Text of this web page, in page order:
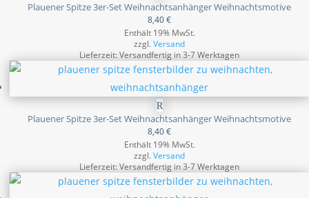
Plauener Spitze 3er-Set Weihnachtsanhänger Weihnachtsmotive
8,40€
Enthält 19% MwSt.
zzgl.Versand
Lieferzeit: Versandfertig in 3-7 Werktagen
Plauener Spitze 3er-Set Weihnachtsanhänger Weihnachtsmotive
8,40€
Enthält 19% MwSt.
zzgl.Versand
Lieferzeit: Versandfertig in 3-7 Werktagen